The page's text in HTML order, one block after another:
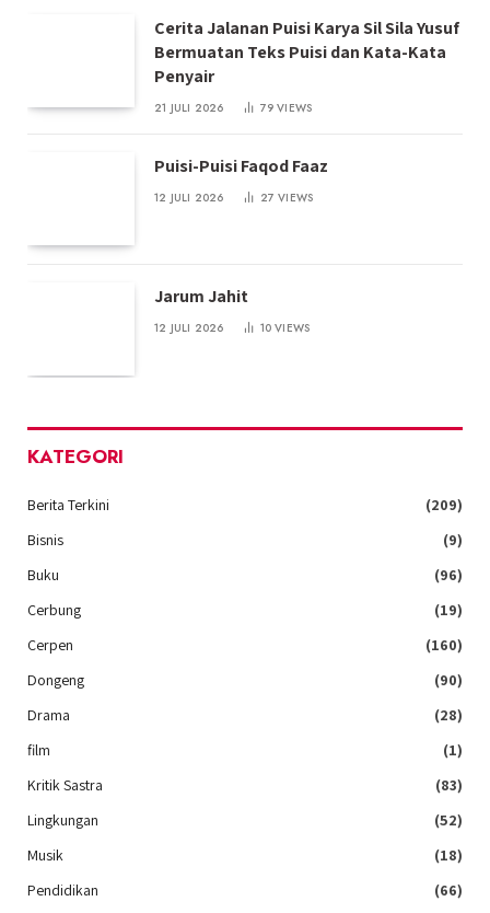
Cerita Jalanan Puisi Karya Sil Sila Yusuf
Bermuatan Teks Puisi dan Kata-Kata
Penyair
21 JULI 2026 79VIEWS
Puisi-Puisi Faqod Faaz
12 JULI 2026 27VIEWS
Jarum Jahit
12 JULI 2026 10VIEWS
KATEGORI
Berita Terkini
(209)
Bisnis
(9)
Buku
(96)
Cerbung
(19)
Cerpen
(160)
Dongeng
(90)
Drama
(28)
film
(1)
Kritik Sastra
(83)
Lingkungan
(52)
Musik
(18)
Pendidikan
(66)